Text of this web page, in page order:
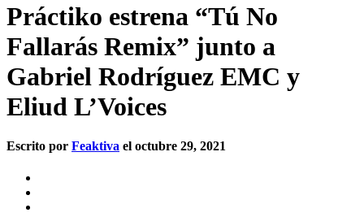
Práctiko estrena “Tú No
Fallarás Remix” junto a
Gabriel Rodríguez EMC y
Eliud L’Voices
Escrito por Feaktiva el octubre 29, 2021